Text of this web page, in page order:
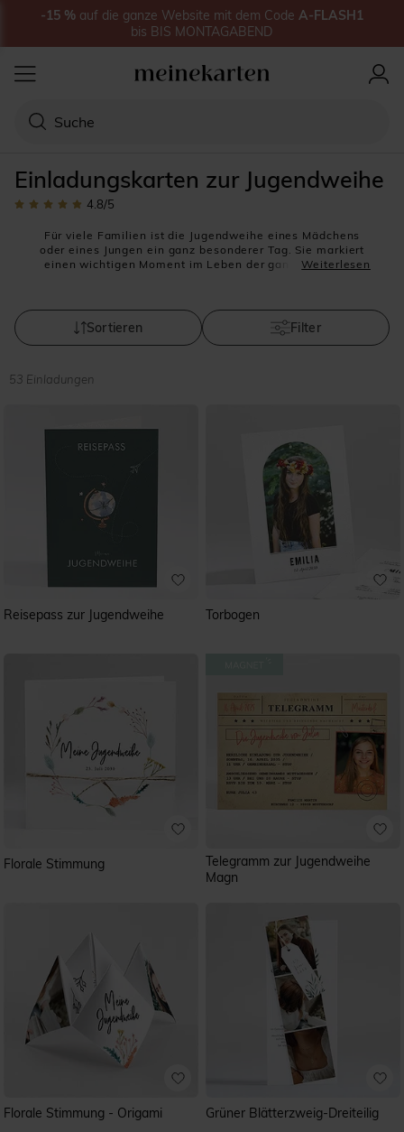
Einladungskarten zur Jugendweihe
4.8/5
Für viele Familien ist die Jugendweihe eines Mädchens
oder eines Jungen ein ganz besonderer Tag. Sie markiert
einen wichtigen Moment im Leben der ganzen Familie.
Erwachsenenwelt willkommen geheißen werden. Dies
kann die Teilnahme der Jugendlichen an einem Gelöbnis
oder die Übernahme von Verpflichtungen zu bestimmten
festlichen Essen oder einer Feier. Damit bei dieser großen
Weiterlesen
Sortieren Filter
53 Einladungen
Reisepass zur Jugendweihe Torbogen
Florale Stimmung
Telegramm zur Jugendweihe
Magn
Florale Stimmung - Origami Grüner Blätterzweig-Dreiteilig
-15 % auf die ganze Website mit dem Code A-FLASH1
bis BIS MONTAGABEND